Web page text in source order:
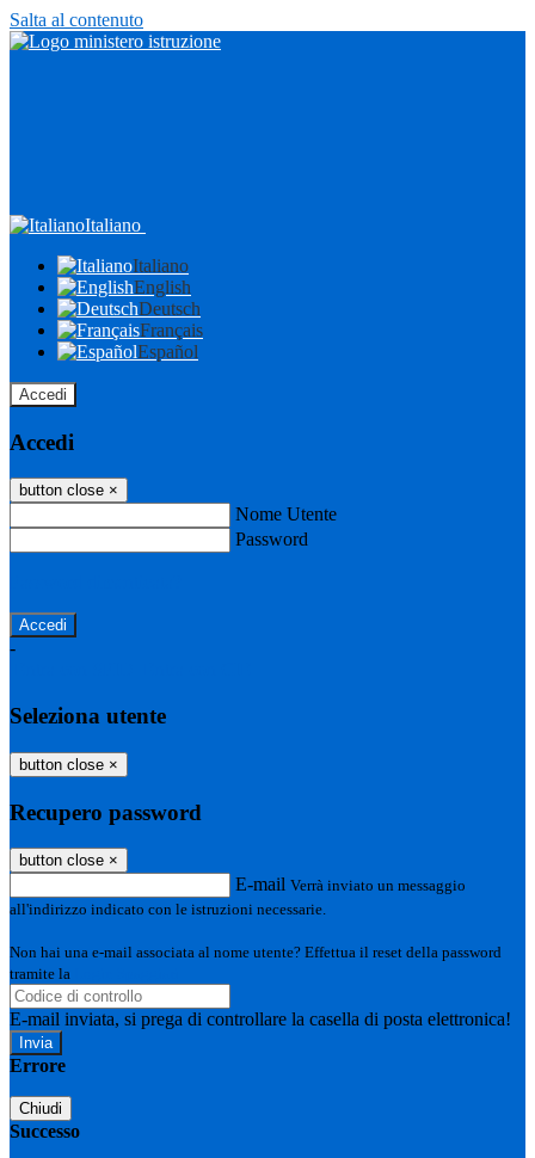
Salta al contenuto
Italiano
Italiano
English
Deutsch
Français
Español
Accedi
Accedi
button close ×
Nome Utente
Password
-
Seleziona utente
button close ×
Recupero password
button close ×
E-mail Verrà inviato un messaggio
all'indirizzo indicato con le istruzioni necessarie.
Non hai una e-mail associata al nome utente? Effettua il reset della password
tramite la
E-mail inviata, si prega di controllare la casella di posta elettronica!
Errore
Chiudi
Successo